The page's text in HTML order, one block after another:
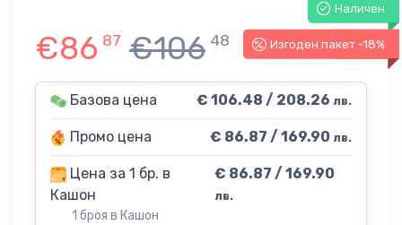
Наличен
-18%
Изгоден пакет -18%
€86 87 €106 48
Базова цена € 106.48 / 208.26 лв.
Промо цена € 86.87 / 169.90 лв.
Цена за 1 бр. в
Кашон
1 броя в Кашон
€ 86.87 / 169.90
лв.